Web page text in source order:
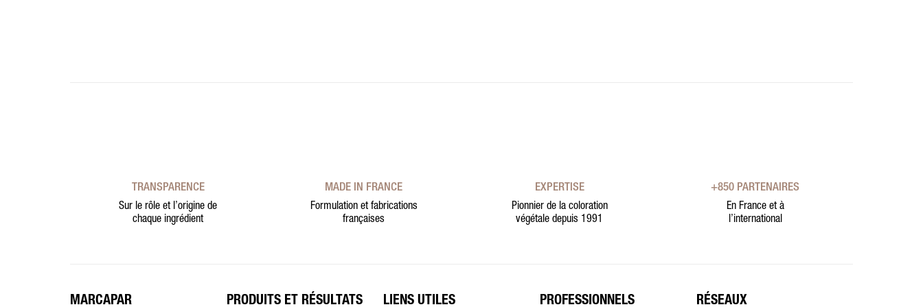
TRANSPARENCE
Sur le rôle et l’origine de
chaque ingrédient
MADE IN FRANCE
Formulation et fabrications
françaises
EXPERTISE
Pionnier de la coloration
végétale depuis 1991
+850 PARTENAIRES
En France et à
l’international
MARCAPAR PRODUITS ET RÉSULTATS LIENS UTILES PROFESSIONNELS RÉSEAUX